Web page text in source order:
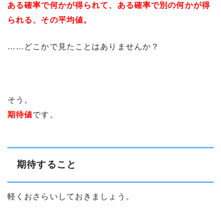
ある確率で何かが得られて、ある確率で別の何かが得
られる、その平均値。
……どこかで見たことはありませんか？
そう。
期待値です。
期待すること
軽くおさらいしておきましょう。